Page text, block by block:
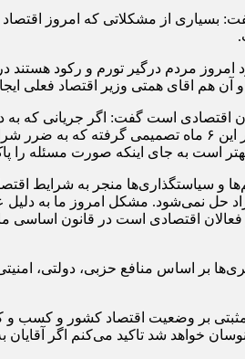
امروز مردم درگیر تورم و رکود
هم اقای همتی وزیر اقتصاد فعلی
اقتصادی است گفت: اگر جریانی که به
اقتصاد و بازار به دنبال تعامل برود بر فرض
است به جای اینکه صورت مسئله را
سیاستگذاری‌ها منجر به شرایط
حل نمی‌شود. مشکل امروز ما به
اقتصادی است در قانون اساسی
بر اساس منافع حزبی، دولتی،
بر وضعیت اقتصاد کشور و کسب
نوسان خواهد شد تاکید می‌کنم اگر